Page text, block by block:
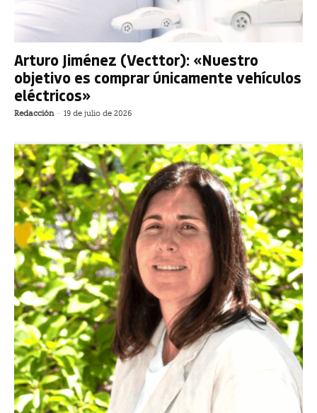
Arturo Jiménez (Vecttor): «Nuestro
objetivo es comprar únicamente vehículos
eléctricos»
Redacción - 19 de julio de 2026